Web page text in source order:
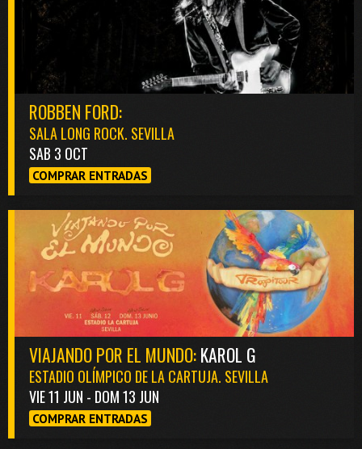
ROBBEN FORD:
SALA LONG ROCK. SEVILLA
SAB 3 OCT
COMPRAR ENTRADAS
VIAJANDO POR EL MUNDO:KAROL G
ESTADIO OLÍMPICO DE LA CARTUJA. SEVILLA
VIE 11 JUN - DOM 13 JUN
COMPRAR ENTRADAS